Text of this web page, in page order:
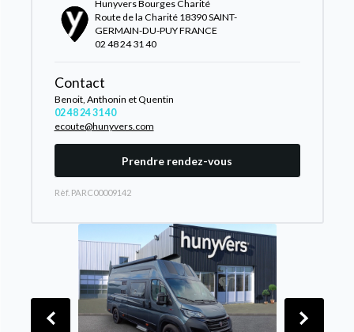
Hunyvers Bourges Charité
Route de la Charité 18390 SAINT-
GERMAIN-DU-PUY FRANCE
02 48 24 31 40
Contact
Benoit, Anthonin et Quentin
02 48 24 31 40
ecoute@hunyvers.com
Prendre rendez-vous
Rèf. PARC00009142